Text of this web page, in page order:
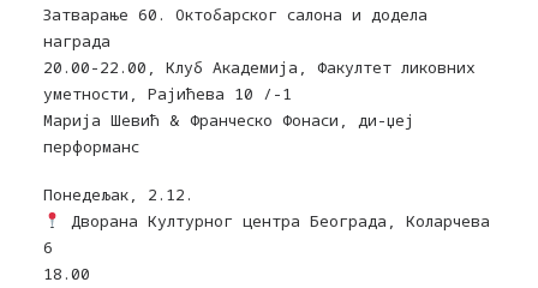
Затварање 60. Октобарског салона и додела
награда
20.00-22.00, Клуб Академија, Факултет ликовних
уметности, Рајићева 10 /-1
Марија Шевић & Франческо Фонаси, ди-џеј
перформанс
Понедељак, 2.12.
Дворана Културног центра Београда, Коларчева
6
18.00